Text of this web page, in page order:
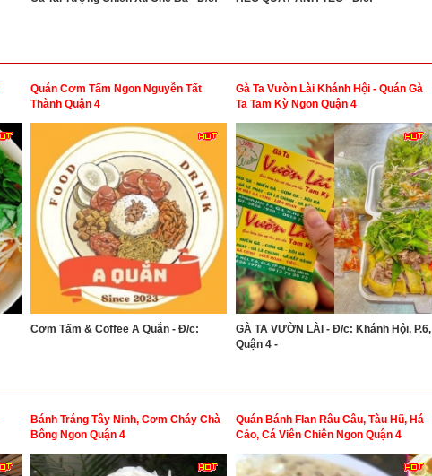
Quán Cơm Tấm Ngon Nguyễn Tất
Thành Quận 4
Cơm Tấm & Coffee A Quắn - Đ/c:
Gà Ta Vườn Lài Khánh Hội - Quán Gà
Ta Tam Kỳ Ngon Quận 4
GÀ TA VƯỜN LÀI - Đ/c: Khánh Hội, P.6,
Quận 4 -
Bánh Tráng Tây Ninh, Cơm Cháy Chà
Bông Ngon Quận 4
Quán Bánh Flan Râu Câu, Tàu Hũ, Há
Cảo, Cá Viên Chiên Ngon Quận 4